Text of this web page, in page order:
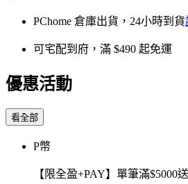
PChome 倉庫出貨，24小時到貨
可宅配到府，滿 $490 起免運
優惠活動
看全部
P幣
【限全盈+PAY】單筆滿$5000